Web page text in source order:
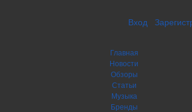
Вход
Главная
Новости
Обзоры
Статьи
Музыка
Бренды